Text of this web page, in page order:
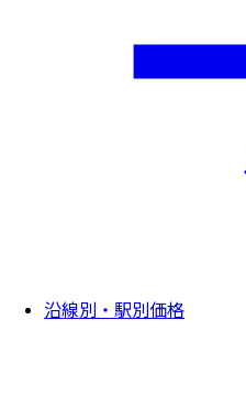
沿線別・駅別価格